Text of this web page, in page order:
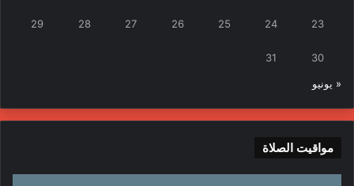
23
24
25
26
27
28
29
30
31
« يونيو
مواقيت الصلاة